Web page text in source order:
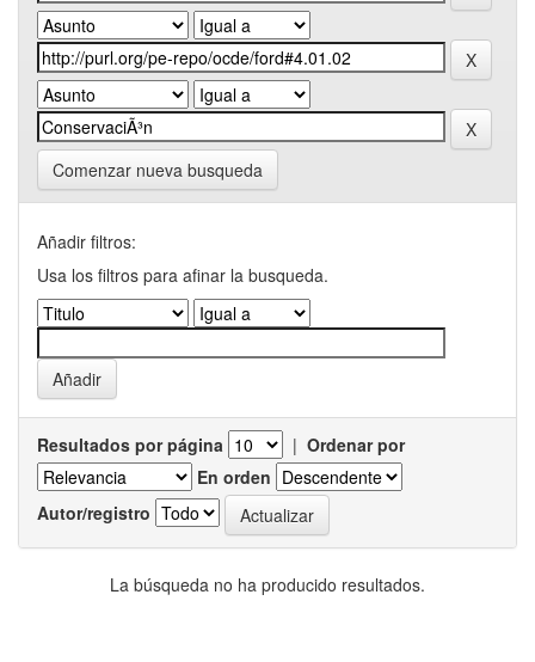
Comenzar nueva busqueda
Añadir filtros:
Usa los filtros para afinar la busqueda.
Resultados por página | Ordenar por
En orden
Autor/registro
La búsqueda no ha producido resultados.